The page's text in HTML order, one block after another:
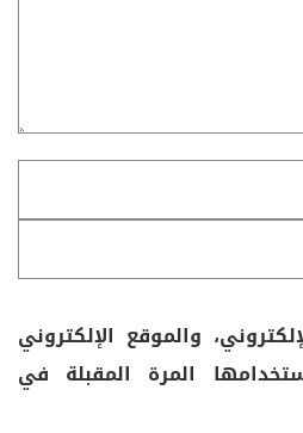
والموقع الإلكتروني
المرة المقبلة في